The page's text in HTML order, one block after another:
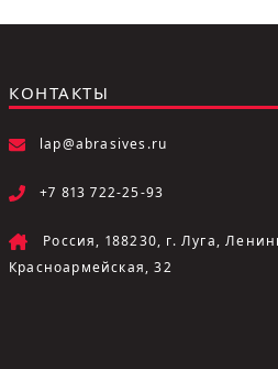
КОНТАКТЫ
lap@abrasives.ru
+7 813 722-25-93
Россия, 188230, г. Луга,
Красноармейская, 32